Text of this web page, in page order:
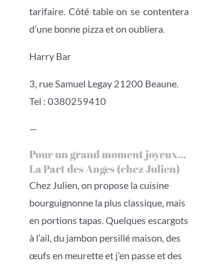
tarifaire. Côté table on se contentera
d’une bonne pizza et on oubliera.
Harry Bar
3, rue Samuel Legay 21200 Beaune.
Tel : 0380259410
—
Pour un grand moment joyeux…
La Part des Anges (chez Julien)
Chez Julien, on propose la cuisine
bourguignonne la plus classique, mais
en portions tapas. Quelques escargots
à l’ail, du jambon persillé maison, des
œufs en meurette et j’en passe et des